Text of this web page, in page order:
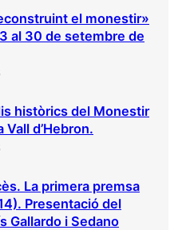
el monestir»
al 30 de setembre de
històrics del Monestir
d’Hebron.
La primera premsa
Presentació del
Gallardo i Sedano